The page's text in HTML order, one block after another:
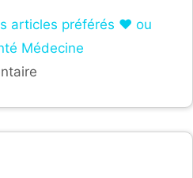
articles préférés ❤ ou
Médecine